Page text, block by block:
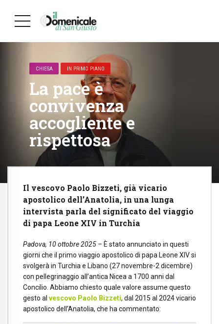
CHIESA IN PRIMO PIANO
La pace è
convivenza
accogliente e
rispettosa
Il vescovo Paolo Bizzeti, già vicario
apostolico dell’Anatolia, in una lunga
intervista parla del significato del viaggio
di papa Leone XIV in Turchia
Padova, 10 ottobre 2025 – È stato annunciato in questi
giorni che il primo viaggio apostolico di papa Leone XIV si
svolgerà in Turchia e Libano (27 novembre-2 dicembre)
con pellegrinaggio all’antica Nicea a 1700 anni dal
Concilio. Abbiamo chiesto quale valore assume questo
gesto al vescovo Paolo Bizzeti, dal 2015 al 2024 vicario
apostolico dell’Anatolia, che ha commentato: